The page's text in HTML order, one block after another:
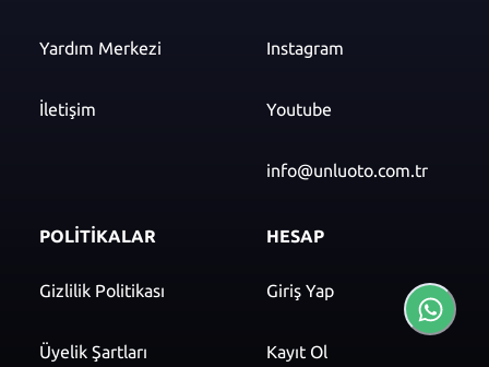
Yardım Merkezi
İletişim
Instagram
Youtube
info@unluoto.com.tr
POLİTİKALAR
Gizlilik Politikası
Üyelik Şartları
HESAP
Giriş Yap
Kayıt Ol